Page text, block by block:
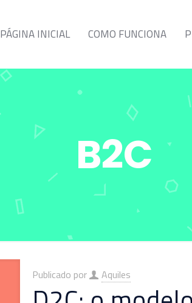
PÁGINA INICIAL COMO FUNCIONA
B2C
Publicado por Aquiles